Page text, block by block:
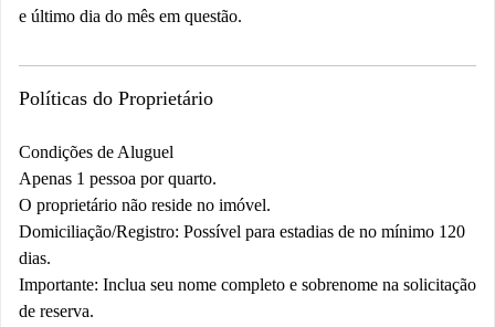
e último dia do mês em questão.
Políticas do Proprietário
Condições de Aluguel
Apenas 1 pessoa por quarto.
O proprietário não reside no imóvel.
Domiciliação/Registro: Possível para estadias de no mínimo 120
dias.
Importante: Inclua seu nome completo e sobrenome na solicitação
de reserva.